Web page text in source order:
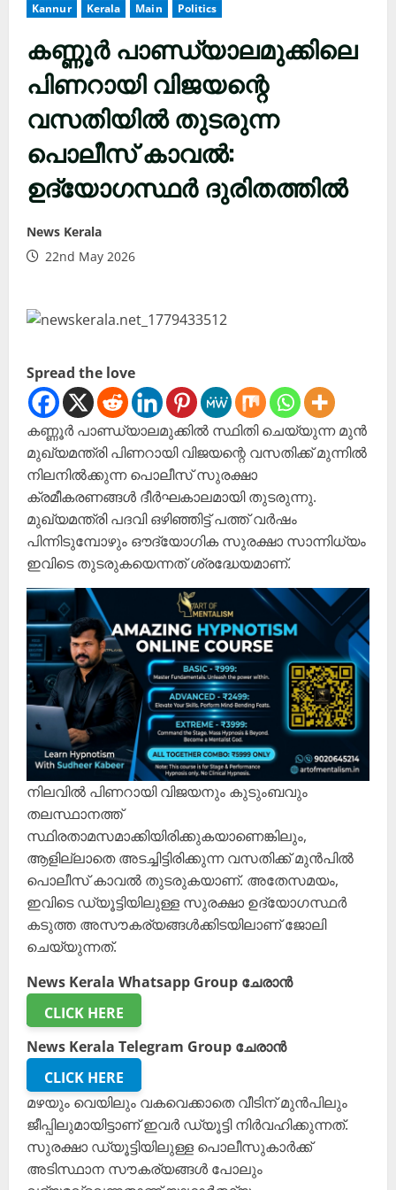
Kannur Kerala Main Politics
കണ്ണൂർ പാണ്ഡ്യാലമുക്കിലെ
പിണറായി വിജയന്റെ
വസതിയിൽ തുടരുന്ന
പൊലീസ് കാവൽ:
ഉദ്യോഗസ്ഥർ ദുരിതത്തിൽ
News Kerala
22nd May 2026
Spread the love
കണ്ണൂർ പാണ്ഡ്യാലമുക്കിൽ സ്ഥിതി ചെയ്യുന്ന മുൻ
മുഖ്യമന്ത്രി പിണറായി വിജയന്റെ വസതിക്ക് മുന്നിൽ
നിലനിൽക്കുന്ന പൊലീസ് സുരക്ഷാ
ക്രമീകരണങ്ങൾ ദീർഘകാലമായി തുടരുന്നു.
മുഖ്യമന്ത്രി പദവി ഒഴിഞ്ഞിട്ട് പത്ത് വർഷം
പിന്നിടുമ്പോഴും ഔദ്യോഗിക സുരക്ഷാ സാന്നിധ്യം
ഇവിടെ തുടരുകയെന്നത് ശ്രദ്ധേയമാണ്.
നിലവിൽ പിണറായി വിജയനും കുടുംബവും
തലസ്ഥാനത്ത്
സ്ഥിരതാമസമാക്കിയിരിക്കുകയാണെങ്കിലും,
ആളില്ലാതെ അടച്ചിട്ടിരിക്കുന്ന വസതിക്ക് മുൻപിൽ
പൊലീസ് കാവൽ തുടരുകയാണ്. അതേസമയം,
ഇവിടെ ഡ്യൂട്ടിയിലുള്ള സുരക്ഷാ ഉദ്യോഗസ്ഥർ
കടുത്ത അസൗകര്യങ്ങൾക്കിടയിലാണ് ജോലി
ചെയ്യുന്നത്.
News Kerala Whatsapp Group ചേരാൻ
CLICK HERE
News Kerala Telegram Group ചേരാൻ
CLICK HERE
മഴയും വെയിലും വകവെക്കാതെ വീടിന് മുൻപിലും
ജീപ്പിലുമായിട്ടാണ് ഇവർ ഡ്യൂട്ടി നിർവഹിക്കുന്നത്.
സുരക്ഷാ ഡ്യൂട്ടിയിലുള്ള പൊലീസുകാർക്ക്
അടിസ്ഥാന സൗകര്യങ്ങൾ പോലും